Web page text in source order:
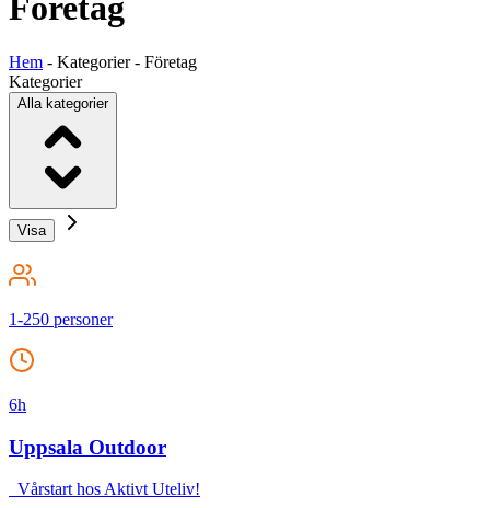
Företag
Hem - Kategorier- Företag
Kategorier
Alla kategorier
1-250 personer
6h
Uppsala Outdoor
Vårstart hos Aktivt Uteliv!